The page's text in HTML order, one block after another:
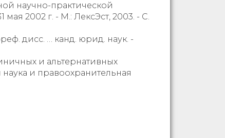
научно-практической
2002 г. - М.: ЛексЭст, 2003. - С.
дисс. … канд. юрид. наук. -
и альтернативных
и правоохранительная